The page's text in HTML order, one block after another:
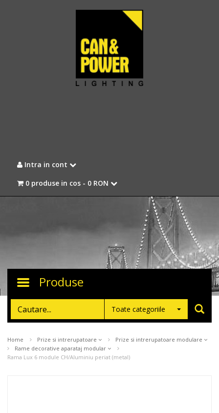
Intra in cont
0 produse in cos - 0 RON
Toggle
Produse
Toate categoriile
Home Prize si intrerupatoare
Prize si intrerupatoare modulare
Rame decorative aparataj modular
Rama Lux 6 module CH/Aluminiu periat (metal)